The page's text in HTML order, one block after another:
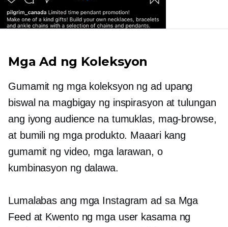
Mga Ad ng Koleksyon
Gumamit ng mga koleksyon ng ad upang
biswal na magbigay ng inspirasyon at tulungan
ang iyong audience na tumuklas, mag-browse,
at bumili ng mga produkto. Maaari kang
gumamit ng video, mga larawan, o
kumbinasyon ng dalawa.
Lumalabas ang mga Instagram ad sa Mga
Feed at Kwento ng mga user kasama ng